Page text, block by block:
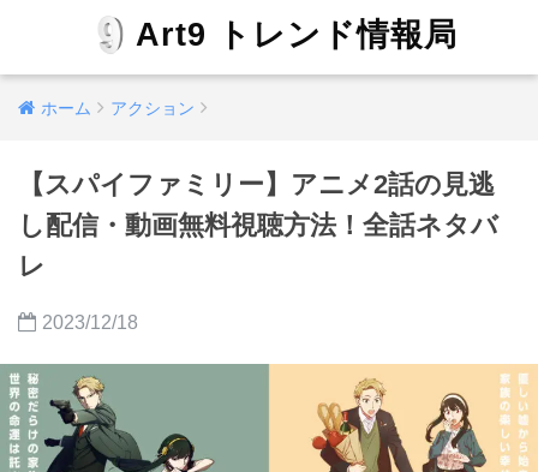
Art9 トレンド情報局
ホーム アクション
【スパイファミリー】アニメ2話の見逃
し配信・動画無料視聴方法！全話ネタバ
レ
2023/12/18